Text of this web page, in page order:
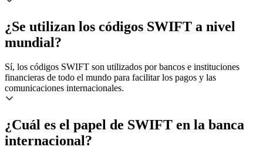
¿Se utilizan los códigos SWIFT a nivel
mundial?
Sí, los códigos SWIFT son utilizados por bancos e instituciones
financieras de todo el mundo para facilitar los pagos y las
comunicaciones internacionales.
¿Cuál es el papel de SWIFT en la banca
internacional?